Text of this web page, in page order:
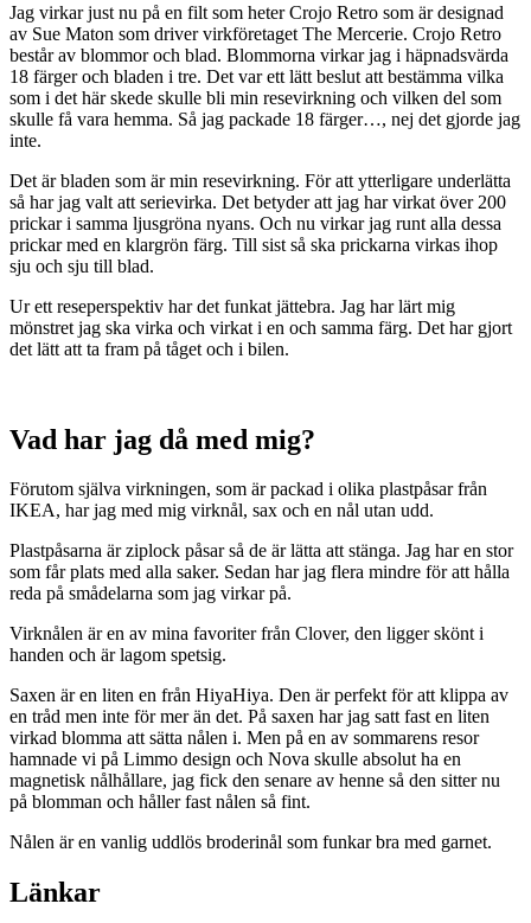
Jag virkar just nu på en filt som heter Crojo Retro som är designad
av Sue Maton som driver virkföretaget The Mercerie. Crojo Retro
består av blommor och blad. Blommorna virkar jag i häpnadsvärda
18 färger och bladen i tre. Det var ett lätt beslut att bestämma vilka
som i det här skede skulle bli min resevirkning och vilken del som
skulle få vara hemma. Så jag packade 18 färger…, nej det gjorde jag
inte.
Det är bladen som är min resevirkning. För att ytterligare underlätta
så har jag valt att serievirka. Det betyder att jag har virkat över 200
prickar i samma ljusgröna nyans. Och nu virkar jag runt alla dessa
prickar med en klargrön färg. Till sist så ska prickarna virkas ihop
sju och sju till blad.
Ur ett reseperspektiv har det funkat jättebra. Jag har lärt mig
mönstret jag ska virka och virkat i en och samma färg. Det har gjort
det lätt att ta fram på tåget och i bilen.
Vad har jag då med mig?
Förutom själva virkningen, som är packad i olika plastpåsar från
IKEA, har jag med mig virknål, sax och en nål utan udd.
Plastpåsarna är ziplock påsar så de är lätta att stänga. Jag har en stor
som får plats med alla saker. Sedan har jag flera mindre för att hålla
reda på smådelarna som jag virkar på.
Virknålen är en av mina favoriter från Clover, den ligger skönt i
handen och är lagom spetsig.
Saxen är en liten en från HiyaHiya. Den är perfekt för att klippa av
en tråd men inte för mer än det. På saxen har jag satt fast en liten
virkad blomma att sätta nålen i. Men på en av sommarens resor
hamnade vi på Limmo design och Nova skulle absolut ha en
magnetisk nålhållare, jag fick den senare av henne så den sitter nu
på blomman och håller fast nålen så fint.
Nålen är en vanlig uddlös broderinål som funkar bra med garnet.
Länkar